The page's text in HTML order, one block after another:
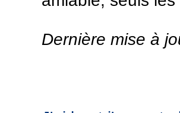
Dernière mise à